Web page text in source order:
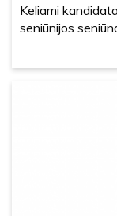
Keliami
seniūnijos